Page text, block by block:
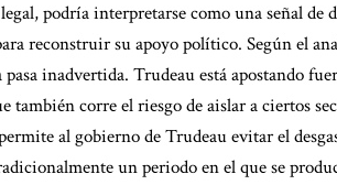
podría interpretarse como una señal
reconstruir su apoyo político. Según el
inadvertida. Trudeau está apostando
también corre el riesgo de aislar a ciertos
al gobierno de Trudeau evitar el
un periodo en el que se